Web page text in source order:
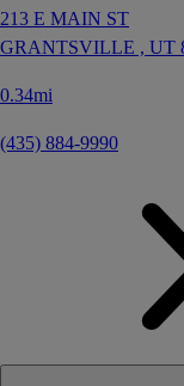
213 E MAIN ST
GRANTSVILLE , UT
0.34mi
(435) 884-9990